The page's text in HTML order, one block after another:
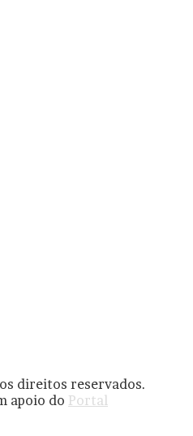
direitos reservados.
apoio do Portal